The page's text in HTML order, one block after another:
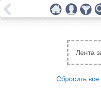
Лента
Сбросить